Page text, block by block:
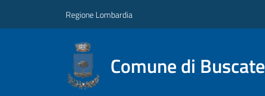
Regione Lombardia
Comune di Buscate